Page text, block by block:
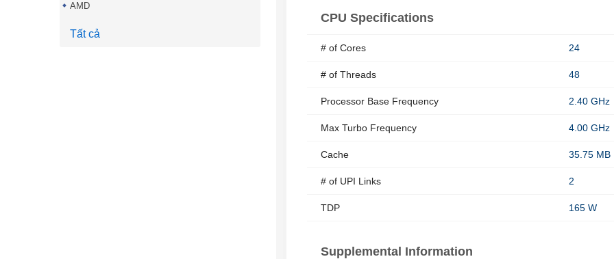
AMD
Tất cả
CPU Specifications
# of Cores 24
# of Threads 48
Processor Base Frequency 2.40 GHz
Max Turbo Frequency 4.00 GHz
Cache 35.75 MB
# of UPI Links 2
TDP 165 W
Supplemental Information